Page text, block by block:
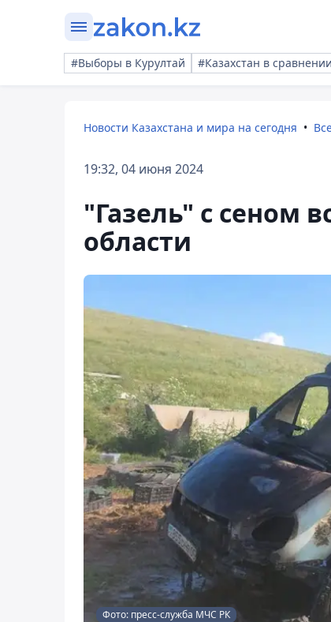
#Выборы в Курултай #Казахстан в сравнении
Новости Казахстана и мира на сегодня
19:32, 04 июня 2024
"Газель" с сеном
области
Фото: пресс-служба МЧС РК